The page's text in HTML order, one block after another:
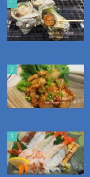
1
2
3